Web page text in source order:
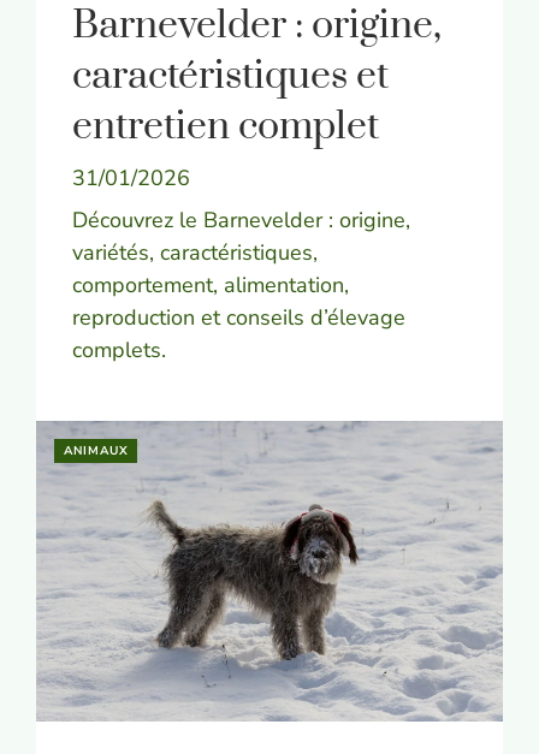
Barnevelder : origine,
caractéristiques et
entretien complet
31/01/2026
Découvrez le Barnevelder : origine,
variétés, caractéristiques,
comportement, alimentation,
reproduction et conseils d’élevage
complets.
ANIMAUX